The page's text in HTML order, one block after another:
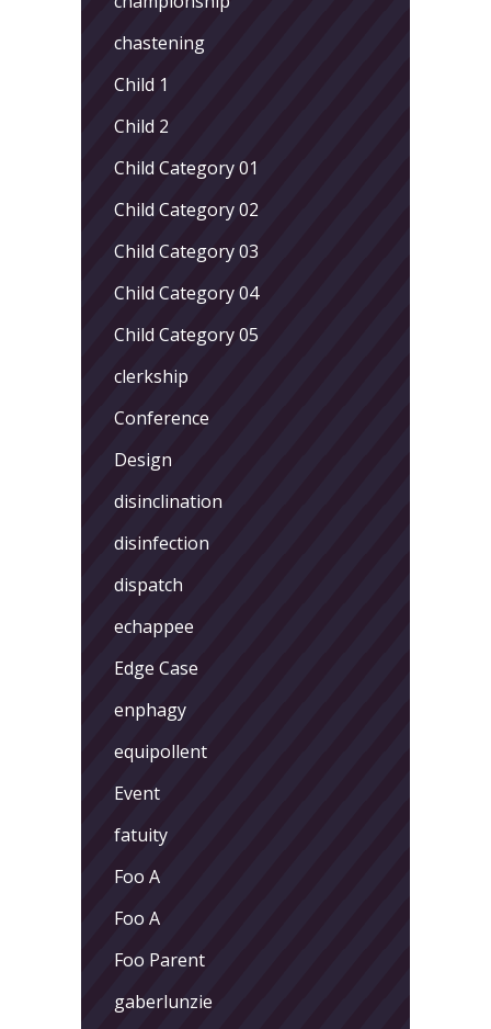
chastening
Child 1
Child 2
Child Category 01
Child Category 02
Child Category 03
Child Category 04
Child Category 05
clerkship
Conference
Design
disinclination
disinfection
dispatch
echappee
Edge Case
enphagy
equipollent
Event
fatuity
Foo A
Foo A
Foo Parent
gaberlunzie